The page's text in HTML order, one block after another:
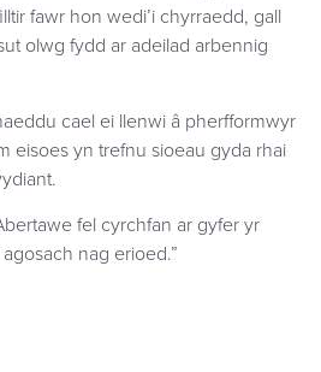
fawr hon wedi’i chyrraedd, gall
olwg fydd ar adeilad arbennig
cael ei llenwi â pherfformwyr
eisoes yn trefnu sioeau gyda rhai
fel cyrchfan ar gyfer yr
nag erioed.”